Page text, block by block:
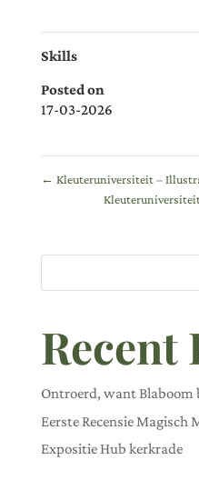
Skills
Posted on
17-03-2026
← Kleuteruniversiteit –
Recent
Ontroerd, want Blaboom
Eerste Recensie Magisch
Expositie Hub kerkrade